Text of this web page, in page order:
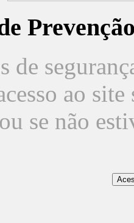
de
ao
ou se não